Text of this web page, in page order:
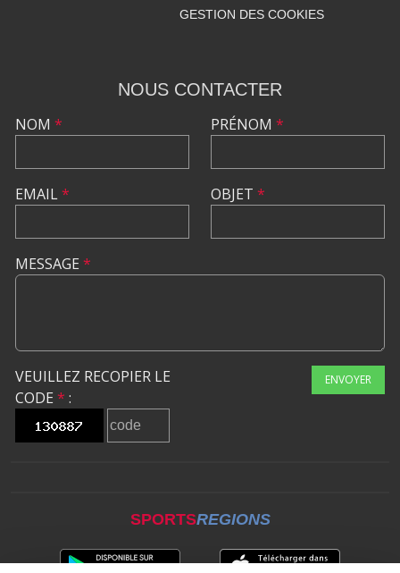
GESTION DES COOKIES
NOUS CONTACTER
NOM *
EMAIL*
PRÉNOM *
OBJET *
MESSAGE *
VEUILLEZ RECOPIER LE
CODE * :
ENVOYER
SPORTSREGIONS